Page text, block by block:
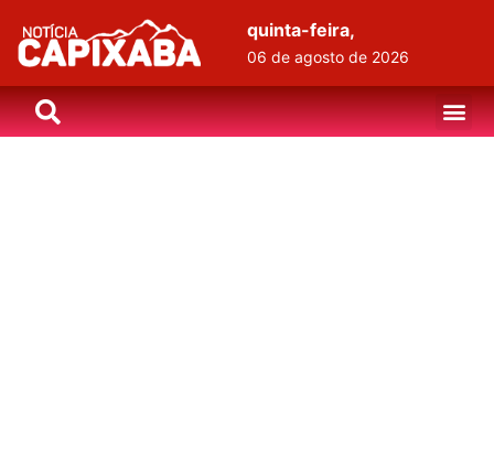
quinta-feira,
06 de agosto de 2026